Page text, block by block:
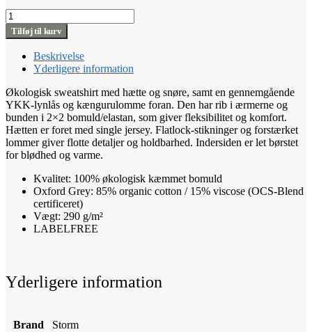
Cotton
Hooded
Zip
Sweat
antal
Tilføj til kurv
Beskrivelse
Yderligere information
Økologisk sweatshirt med hætte og snøre, samt en gennemgående
YKK-lynlås og kængurulomme foran. Den har rib i ærmerne og
bunden i 2×2 bomuld/elastan, som giver fleksibilitet og komfort.
Hætten er foret med single jersey. Flatlock-stikninger og forstærket
lommer giver flotte detaljer og holdbarhed. Indersiden er let børstet
for blødhed og varme.
Kvalitet: 100% økologisk kæmmet bomuld
Oxford Grey: 85% organic cotton / 15% viscose (OCS-Blend
certificeret)
Vægt: 290 g/m²
LABELFREE
Yderligere information
Brand Storm